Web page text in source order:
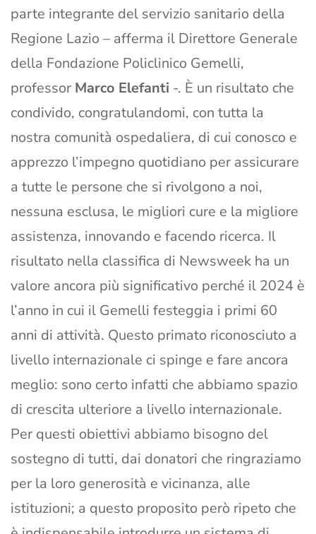
parte integrante del servizio sanitario della
Regione Lazio – afferma il Direttore Generale
della Fondazione Policlinico Gemelli,
professor Marco Elefanti -. È un risultato che
condivido, congratulandomi, con tutta la
nostra comunità ospedaliera, di cui conosco e
apprezzo l’impegno quotidiano per assicurare
a tutte le persone che si rivolgono a noi,
nessuna esclusa, le migliori cure e la migliore
assistenza, innovando e facendo ricerca. Il
risultato nella classifica di Newsweek ha un
valore ancora più significativo perché il 2024 è
l’anno in cui il Gemelli festeggia i primi 60
anni di attività. Questo primato riconosciuto a
livello internazionale ci spinge e fare ancora
meglio: sono certo infatti che abbiamo spazio
di crescita ulteriore a livello internazionale.
Per questi obiettivi abbiamo bisogno del
sostegno di tutti, dai donatori che ringraziamo
per la loro generosità e vicinanza, alle
istituzioni; a questo proposito però ripeto che